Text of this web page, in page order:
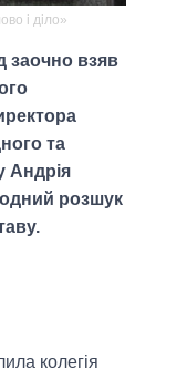
і діло»
заочно взяв
та
Андрія
розшук
колегія